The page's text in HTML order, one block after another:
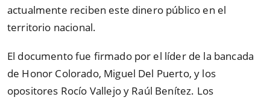
actualmente reciben este dinero público en el
territorio nacional.
El documento fue firmado por el líder de la bancada
de Honor Colorado, Miguel Del Puerto, y los
opositores Rocío Vallejo y Raúl Benítez. Los